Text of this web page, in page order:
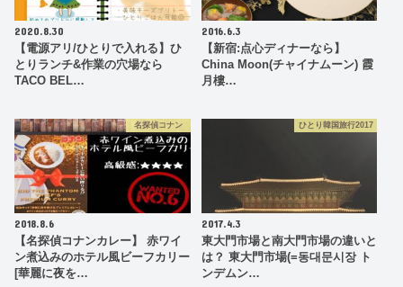
2020.8.30
【電源アリ/ひとりで入れる】ひ
とりランチ&作業の穴場なら
TACO BEL…
2016.6.3
【新宿:点心ディナーなら】
China Moon(チャイナムーン) 霞
月樓…
名探偵コナン
2018.8.6
【名探偵コナンカレー】 赤ワイ
ン煮込みのホテル風ビーフカリー
[華麗に夜を…
ひとり韓国旅行2017
2017.4.3
東大門市場と南大門市場の違いと
は？ 東大門市場(=동대문시장 ト
ンデムン…